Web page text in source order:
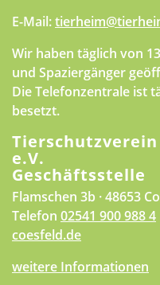
E-Mail:
Wir haben täglich von
und Spaziergänger
Die Telefonzentrale ist
besetzt.
e.V.
Geschäftsstelle
Flamschen 3b · 48653
Telefon 02541 900 988 4
coesfeld.de
weitere Informationen